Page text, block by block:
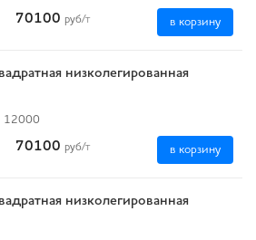
70100 руб/т в корзину
низколегированная
12000
70100 руб/т в корзину
низколегированная